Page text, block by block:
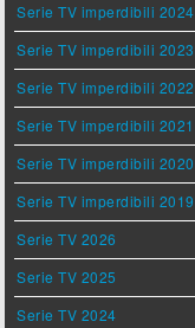
Serie TV imperdibili 2024
Serie TV imperdibili 2023
Serie TV imperdibili 2022
Serie TV imperdibili 2021
Serie TV imperdibili 2020
Serie TV imperdibili 2019
Serie TV 2026
Serie TV 2025
Serie TV 2024